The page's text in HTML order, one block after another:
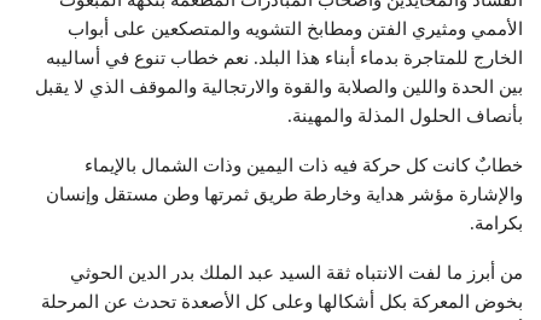
الأممي ومثيري الفتن ومطابخ التشويه والمتصكعين على أبواب
الخارج للمتاجرة بدماء أبناء هذا البلد. نعم خطاب تنوع في أساليبه
بين الحدة واللين والصلابة والقوة والارتجالية والموقف الذي لا يقبل
بأنصاف الحلول المذلة والمهينة.
خطابٌ كانت كل حركة فيه ذات اليمين وذات الشمال بالإيماء
والإشارة مؤشر هداية وخارطة طريق ثمرتها وطن مستقل وإنسان
بكرامة.
من أبرز ما لفت الانتباه ثقة السيد عبد الملك بدر الدين الحوثي
بخوض المعركة بكل أشكالها وعلى كل الأصعدة تحدث عن المرحلة